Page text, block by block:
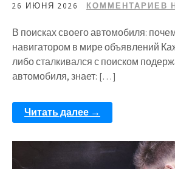
26 ИЮНЯ 2026 КОММЕНТАРИЕВ
В поисках своего автомобиля:
навигатором в мире объявлений
либо сталкивался с поиском
автомобиля, знает: […]
Читать далее →